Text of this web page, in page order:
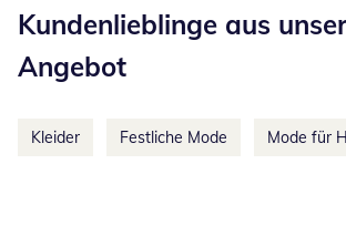
Kundenlieblinge aus
Angebot
Kleider Festliche Mode Mode für